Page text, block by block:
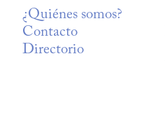
¿Quiénes somos?
Contacto
Directorio